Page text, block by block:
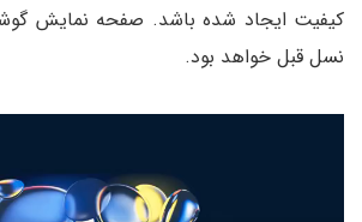
نسل قبل خواهد بود.